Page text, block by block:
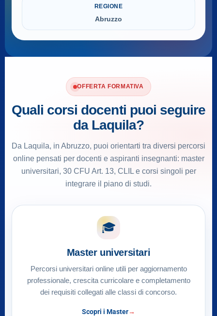
REGIONE
Abruzzo
OFFERTA FORMATIVA
Quali corsi docenti puoi seguire
da Laquila?
Da Laquila, in Abruzzo, puoi orientarti tra diversi percorsi
online pensati per docenti e aspiranti insegnanti: master
universitari, 30 CFU Art. 13, CLIL e corsi singoli per
integrare il piano di studi.
🎓
Master universitari
Percorsi universitari online utili per aggiornamento
professionale, crescita curricolare e completamento
dei requisiti collegati alle classi di concorso.
Scopri i Master